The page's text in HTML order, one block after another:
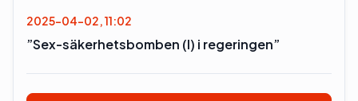
2025-04-02, 11:02
”Sex-säkerhetsbomben (l) i regeringen”